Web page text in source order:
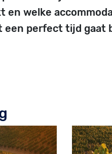
en welke
een perfect tijd gaat